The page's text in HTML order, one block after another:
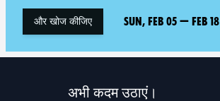
और खोज कीजिए Sun, Feb 05 — Feb 18
अभी कदम उठाएं।